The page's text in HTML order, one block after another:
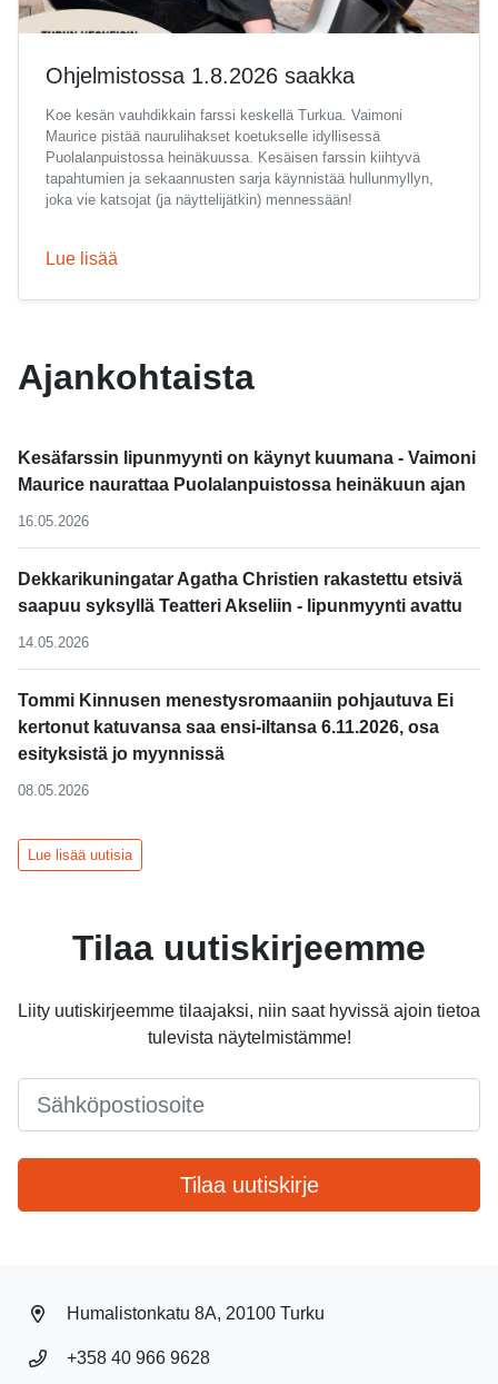
Ajankohtaista
Kesäfarssin lipunmyynti on käynyt kuumana - Vaimoni
Maurice naurattaa Puolalanpuistossa heinäkuun ajan
16.05.2026
Dekkarikuningatar Agatha Christien rakastettu etsivä
saapuu syksyllä Teatteri Akseliin - lipunmyynti avattu
14.05.2026
Tommi Kinnusen menestysromaaniin pohjautuva Ei
kertonut katuvansa saa ensi-iltansa 6.11.2026, osa
esityksistä jo myynnissä
08.05.2026
Lue lisää uutisia
Ohjelmistossa 1.8.2026 saakka
Koe kesän vauhdikkain farssi keskellä Turkua. Vaimoni
Maurice pistää naurulihakset koetukselle idyllisessä
Puolalanpuistossa heinäkuussa. Kesäisen farssin kiihtyvä
tapahtumien ja sekaannusten sarja käynnistää hullunmyllyn,
joka vie katsojat (ja näyttelijätkin) mennessään!
Lue lisää
Tilaa uutiskirjeemme
Liity uutiskirjeemme tilaajaksi, niin saat hyvissä ajoin tietoa
tulevista näytelmistämme!
Tilaa uutiskirje
Humalistonkatu 8A, 20100 Turku
+358 40 966 9628